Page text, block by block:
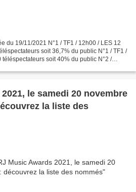
du 19/11/2021 N°1 / TF1 / 12h00 / LES 12
soit 36,7% du public N°1 / TF1 /
soit 40% du public N°2 /
le samedi 20 novembre
la liste des